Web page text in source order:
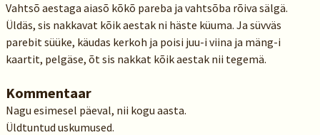
Vahtsõ aestaga aiasõ kõkõ pareba ja vahtsõba rõiva sälgä.
Üldäs, sis nakkavat kõik aestak ni häste küuma. Ja süvväs
parebit süüke, käudas kerkoh ja poisi juu-i viina ja mäng-i
kaartit, pelgäse, õt sis nakkat kõik aestak nii tegemä.
Kommentaar
Nagu esimesel päeval, nii kogu aasta.
Üldtuntud uskumused.